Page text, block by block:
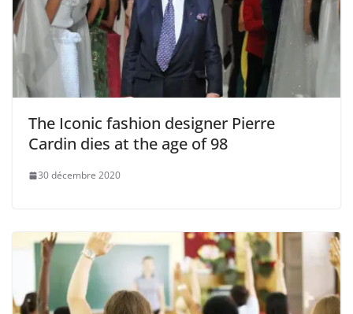
The Iconic fashion designer Pierre
Cardin dies at the age of 98
30 décembre 2020